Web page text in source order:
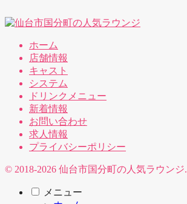
ホーム
店舗情報
キャスト
システム
ドリンクメニュー
新着情報
お問い合わせ
求人情報
プライバシーポリシー
© 2018-2026 仙台市国分町の人気ラウンジ.
メニュー